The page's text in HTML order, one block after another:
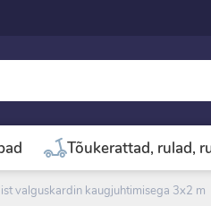
Tõukerattad, rulad,
valguskardin kaugjuhtimisega 3x2 m